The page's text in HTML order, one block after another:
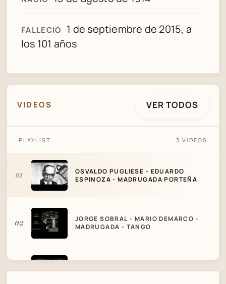
FALLECIO
1 de septiembre de 2015, a
los 101 años
VIDEOS VER TODOS
PLAYLIST 3 VIDEOS
01
OSVALDO PUGLIESE - EDUARDO
ESPINOZA - MADRUGADA PORTEÑA
02
JORGE SOBRAL - MARIO DEMARCO -
MADRUGADA - TANGO
03 TANGO OSVALDO PUGLIESE